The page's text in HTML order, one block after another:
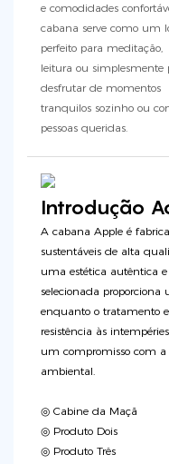
e comodidades
cabana serve como um
perfeito para meditação,
leitura ou simplesmente
desfrutar de momentos
tranquilos sozinho ou
pessoas queridas.
Introdução
A cabana Apple é
sustentáveis ​​de alta
uma estética autêntica
selecionada
enquanto o tratamento
resistência às
um compromisso com
ambiental.
◎ Cabine da Maçã
◎ Produto Dois
◎ Produto Três